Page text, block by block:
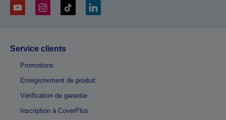
Service clients
Promotions
Enregistrement de produit
Vérification de garantie
Inscription à CoverPlus